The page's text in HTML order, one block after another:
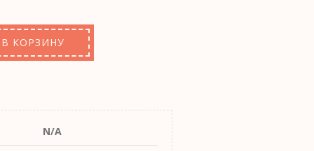
В КОРЗИНУ
N/A